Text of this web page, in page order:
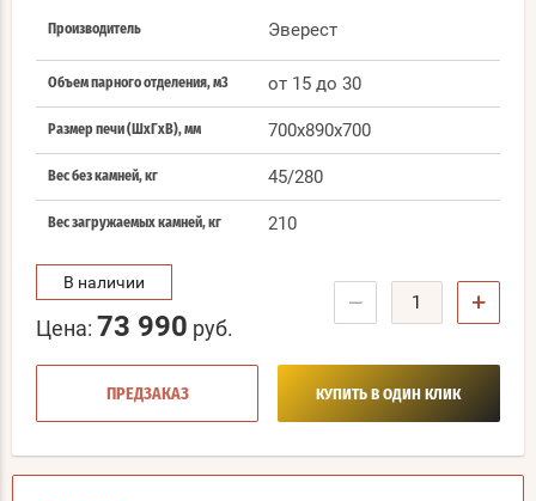
Производитель Эверест
Объем парного отделения, м3 от 15 до 30
Размер печи (ШхГхВ), мм 700x890x700
Вес без камней, кг 45/280
Вес загружаемых камней, кг 210
В наличии
Цена: 73 990 руб.
− +
ПРЕДЗАКАЗ КУПИТЬ В ОДИН КЛИК